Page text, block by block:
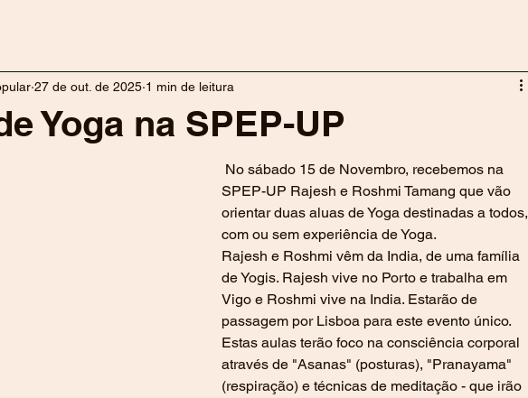
Yoga na SPEP-UP
27 de out. de 2025 1 min de leitura
SPEP-UP Rajesh e Roshmi Tamang que vão
orientar duas aluas de Yoga destinadas a todos,
com ou sem experiência de Yoga.
Rajesh e Roshmi vêm da India, de uma família
de Yogis. Rajesh vive no Porto e trabalha em
Vigo e Roshmi vive na India. Estarão de
passagem por Lisboa para este evento único.
Estas aulas terão foco na consciência corporal
através de "Asanas" (posturas), "Pranayama"
(respiração) e técnicas de meditação - que irão